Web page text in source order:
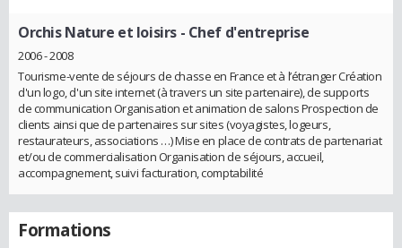
Orchis Nature et loisirs- Chef d'entreprise
2006 - 2008
Tourisme-vente de séjours de chasse en France et à l’étranger Création
d'un logo, d'un site internet (à travers un site partenaire), de supports
de communication Organisation et animation de salons Prospection de
clients ainsi que de partenaires sur sites (voyagistes, logeurs,
restaurateurs, associations …) Mise en place de contrats de partenariat
et/ou de commercialisation Organisation de séjours, accueil,
accompagnement, suivi facturation, comptabilité
Formations